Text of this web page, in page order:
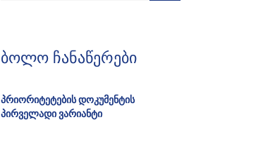
ბოლო ჩანაწერები
პრიორიტეტების დოკუმენტის
პირველადი ვარიანტი